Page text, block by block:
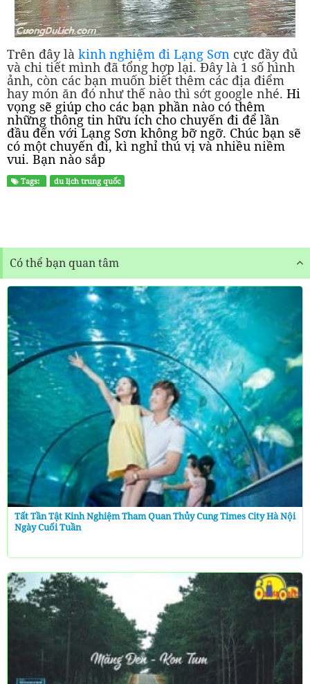
Trên đây là kinh nghiệm đi Lạng Sơn cực đầy đủ
và chi tiết mình đã tổng hợp lại. Đây là 1 số hình
ảnh, còn các bạn muốn biết thêm các địa điểm
hay món ăn đó như thế nào thì sớt google nhé. Hi
vọng sẽ giúp cho các bạn phần nào có thêm
những thông tin hữu ích cho chuyến đi để lần
đầu đến với Lạng Sơn không bỡ ngỡ. Chúc bạn sẽ
có một chuyến đi, kì nghỉ thú vị và nhiều niềm
vui. Bạn nào sắp
Tags: du lịch trung quốc
Có thể bạn quan tâm
Tất Tần Tật Kinh Nghiệm Tham Quan Thủy Cung Times City Hà Nội
Ngày Cuối Tuần